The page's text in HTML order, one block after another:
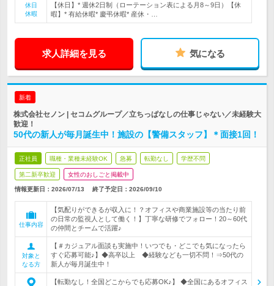
休日
休暇
【休日】* 週休2日制（ローテーション表による月8～9日）【休
暇】* 有給休暇* 慶弔休暇* 産休・…
求人詳細を見る 気になる
新着
株式会社セノン | セコムグループ／立ちっぱなしの仕事じゃない／未経験大
歓迎！
50代の新人が毎月誕生中！施設の【警備スタッフ】＊面接1回！
正社員 職種・業種未経験OK 急募 転勤なし 学歴不問
第二新卒歓迎 女性のおしごと掲載中
情報更新日：2026/07/13 終了予定日： 2026/09/10
仕事内容
【気配りができるが収入に！？オフィスや商業施設等の当たり前
の日常の監視人として働く！】丁寧な研修でフォロー！20～60代
の仲間とチームで活躍♪
対象と
なる方
【＃カジュアル面談も実施中！いつでも・どこでも気になったら
すぐ応募可能♪】◆高卒以上 ◆経験なども一切不問！⇒50代の
新人が毎月誕生中！
【転勤なし！全国どこからでも応募OK♪】 ◆全国にあるオフィス